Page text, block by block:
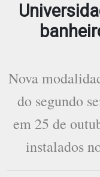
Nova
do segundo
em 25 de
instalados